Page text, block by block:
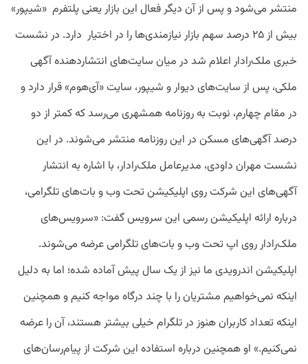
منتشر می‌شود و پس از آن دیگر فعال این بازار یعنی پلتفرم «شیپور»
بیش از ۲۵ درصد سهم بازار نیازمندی‌ها را در اختیار دارد. در نشست
خبری ملک‌رادار اعلام شد در میان سایت‌های انتشاردهنده آگهی
ملکی، پس از سایت‌های دیوار و شیپور، سایت «آی‌هوم» قرار دارد و
در مقام چهارم، نوبت به روزنامه همشهری می‌رسد که کمتر از دو
درصد آگهی‌های مسکن در این روزنامه منتشر می‌شوند. در این
نشست مهران داودی، مدیرعامل ملک‌رادار، با اشاره به انتشار
آگهی‌های این شرکت روی اپلیکیشن تحت وب و بات‌های تلگرامی،
درباره ارائه اپلیکیشن رسمی این سرویس گفت: «سرویس‌های
ملک‌رادار روی اپ تحت وب و بات‌های تلگرامی عرضه می‌شوند.
اپلیکیشن اندرویدی ما نیز از یک سال پیش آماده شده؛ اما به دلیل
اینکه نمی‌خواهیم مشتریان را با چند درگاه مواجه کنیم و همچنین
اینکه تعداد کاربران هنوز در تلگرام خیلی بیشتر هستند، آن را عرضه
نمی‌کنیم.» او همچنین درباره استفاده این شرکت از پیام‌رسان‌های